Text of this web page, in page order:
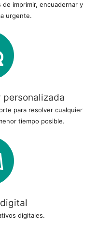
imprimir, encuadernar y
urgente.
para resolver cualquier
tiempo posible.
digitales.